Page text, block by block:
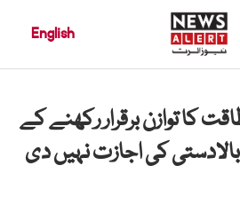
English
کا توازن برقرار رکھنے کے
کی اجازت نہیں دی